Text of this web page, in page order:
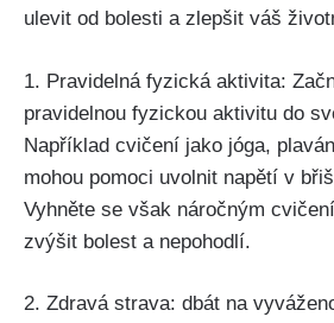
ulevit od bolesti‍ a zlepšit váš
1. Pravidelná fyzická aktivita:
pravidelnou⁣ fyzickou aktivitu do‍
Například cvičení jako jóga,
mohou pomoci uvolnit napětí v
Vyhněte se však náročným
‌zvýšit bolest ⁢a nepohodlí.
2.⁢ Zdravá strava: dbát na